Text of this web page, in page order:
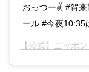
おっつー✌️ #賀来
ール #今夜10:35
【公式】ニッポ